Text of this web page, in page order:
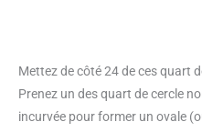
Mettez de côté 24 de ces quart
Prenez un des quart de cercle
incurvée pour former un ovale